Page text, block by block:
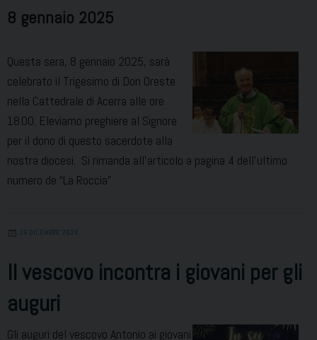
8 gennaio 2025
Questa sera, 8 gennaio 2025, sarà
celebrato il Trigesimo di Don Oreste
nella Cattedrale di Acerra alle ore
18.00. Eleviamo preghiere al Signore
per il dono di questo sacerdote alla
nostra diocesi. Si rimanda all’articolo a pagina 4 dell’ultimo
numero de “La Roccia”
26 DICEMBRE 2024
Il vescovo incontra i giovani per gli
auguri
Gli auguri del vescovo Antonio ai giovani